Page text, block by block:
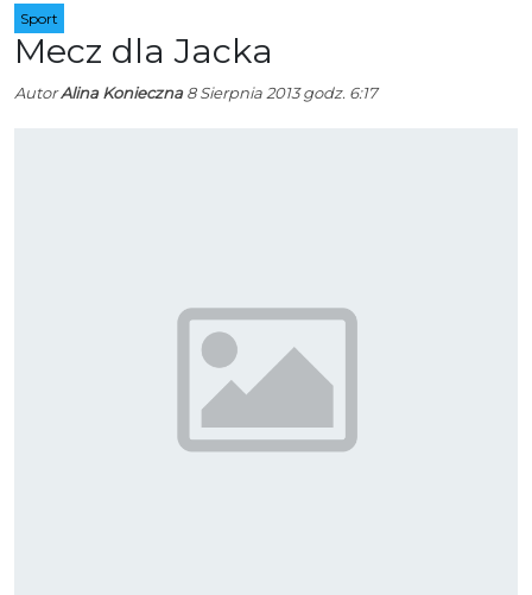
Sport
Mecz dla Jacka
AutorAlina Konieczna8 Sierpnia 2013 godz. 6:17